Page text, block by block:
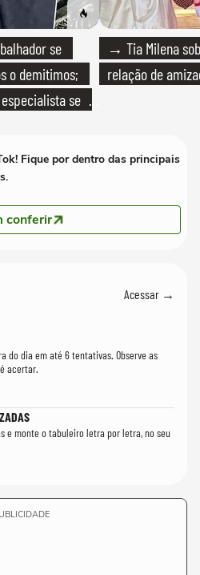
se
o demitimos;
se
→ Tia Milena
relação de
Fique por dentro das principais
conferir
Acessar →
do dia em até 6 tentativas. Observe as
acertar.
e monte o tabuleiro letra por letra, no seu